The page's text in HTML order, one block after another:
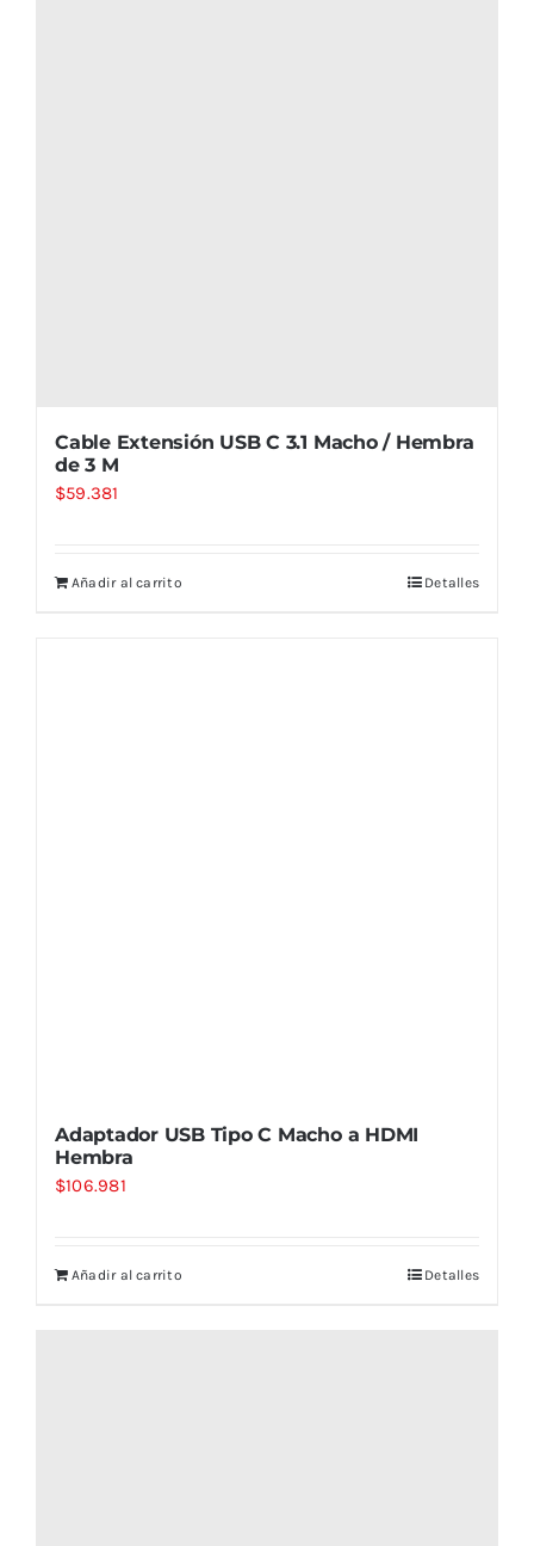
Cable Extensión USB C 3.1 Macho / Hembra
de 3 M
$59.381
Añadir al carrito Detalles
Adaptador USB Tipo C Macho a HDMI
Hembra
$106.981
Añadir al carrito Detalles